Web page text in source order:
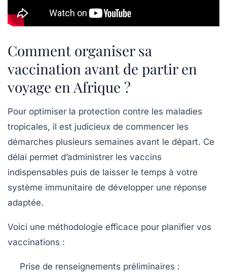
Comment organiser sa
vaccination avant de partir en
voyage en Afrique ?
Pour optimiser la protection contre les maladies
tropicales, il est judicieux de commencer les
démarches plusieurs semaines avant le départ. Ce
délai permet d’administrer les vaccins
indispensables puis de laisser le temps à votre
système immunitaire de développer une réponse
adaptée.
Voici une méthodologie efficace pour planifier vos
vaccinations :
Prise de renseignements préliminaires :